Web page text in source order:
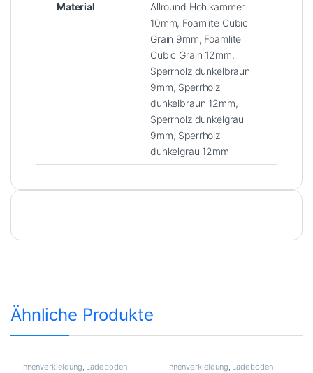
Material
Allround Hohlkammer
10mm, Foamlite Cubic
Grain 9mm, Foamlite
Cubic Grain 12mm,
Sperrholz dunkelbraun
9mm, Sperrholz
dunkelbraun 12mm,
Sperrholz dunkelgrau
9mm, Sperrholz
dunkelgrau 12mm
Ähnliche Produkte
Innenverkleidung Ladeboden Innenverkleidung Ladeboden